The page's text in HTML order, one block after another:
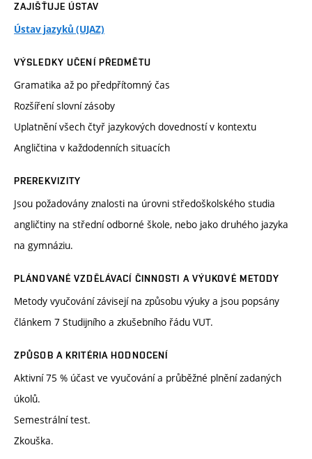
ZAJIŠŤUJE ÚSTAV
Ústav jazyků (UJAZ)
VÝSLEDKY UČENÍ PŘEDMĚTU
Gramatika až po předpřítomný čas
Rozšíření slovní zásoby
Uplatnění všech čtyř jazykových dovedností v kontextu
Angličtina v každodenních situacích
PREREKVIZITY
Jsou požadovány znalosti na úrovni středoškolského studia
angličtiny na střední odborné škole, nebo jako druhého jazyka
na gymnáziu.
PLÁNOVANÉ VZDĚLÁVACÍ ČINNOSTI A VÝUKOVÉ METODY
Metody vyučování závisejí na způsobu výuky a jsou popsány
článkem 7 Studijního a zkušebního řádu VUT.
ZPŮSOB A KRITÉRIA HODNOCENÍ
Aktivní 75 % účast ve vyučování a průběžné plnění zadaných
úkolů.
Semestrální test.
Zkouška.